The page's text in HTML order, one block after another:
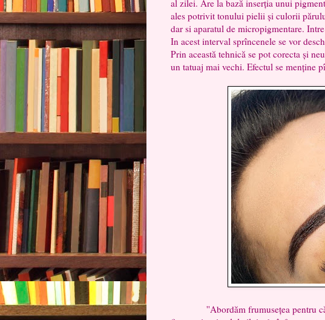
al zilei. Are la bază inserția unui
ales potrivit tonului pielii și culorii
dar si aparatul de micropigmentare.
In acest interval sprîncenele se vor
Prin această tehnică se pot corecta și
un tatuaj mai vechi. Efectul se menține
''Abordăm frumusețea pentru că